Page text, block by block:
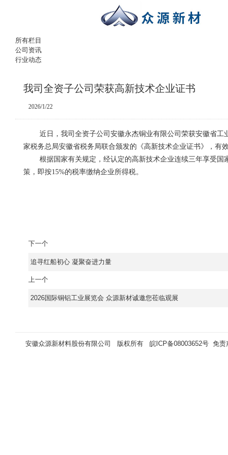
所有栏目
公司资讯
行业动态
我司全资子公司荣获高新技术企业证书
2026/1/22
近日，我司全资子公司安徽永杰铜业有限公司荣获安徽省工
家税务总局安徽省税务局联合颁发的《高新技术企业证书》，有效
根据国家有关规定，经认定的高新技术企业连续三年享受国
策，即按15%的税率缴纳企业所得税。
下一个
追寻红船初心 凝聚奋进力量
上一个
2026国际铜铝工业展览会 众源新材诚邀您莅临观展
安徽众源新材料股份有限公司 版权所有 皖ICP备08003652号 免责